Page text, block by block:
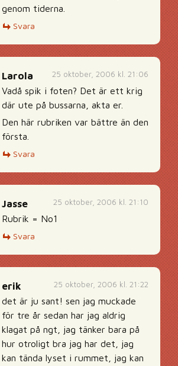
genom tiderna.
Svara
25 oktober, 2006 kl. 21:06
Larola
Vadå spik i foten? Det är ett krig
där ute på bussarna, akta er.
Den här rubriken var bättre än den
första.
Svara
25 oktober, 2006 kl. 21:10
Jasse
Rubrik = No1
Svara
25 oktober, 2006 kl. 21:22
erik
det är ju sant! sen jag muckade
för tre år sedan har jag aldrig
klagat på ngt, jag tänker bara på
hur otroligt bra jag har det, jag
kan tända lyset i rummet, jag kan